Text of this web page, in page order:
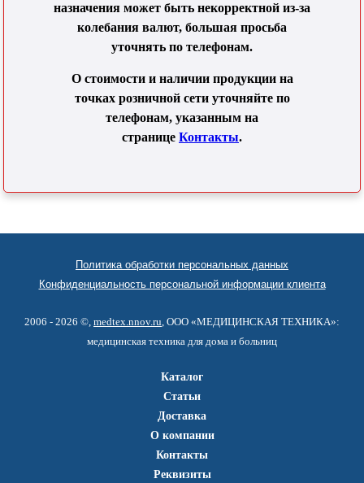
назначения может быть некорректной из-за
колебания валют, большая просьба
уточнять по телефонам.
О стоимости и наличии продукции на
точках розничной сети уточняйте по
телефонам, указанным на
странице Контакты.
Политика обработки персональных данных
Конфиденциальность персональной информации клиента
2006 - 2026 ©, medtex.nnov.ru , ООО «МЕДИЦИНСКАЯ ТЕХНИКА»:
медицинская техника для дома и больниц
Каталог
Статьи
Доставка
О компании
Контакты
Реквизиты